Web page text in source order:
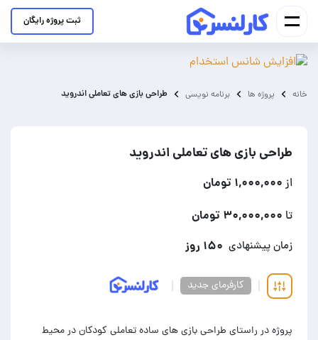
ثبت پروژه رایگان
خانه پروژه ها برنامه نویسی طراحی بازی های تعاملی اندروید
طراحی بازی های تعاملی اندروید
از ۱,۰۰۰,۰۰۰ تومان
تا ۳۰,۰۰۰,۰۰۰ تومان
زمان پیشنهادی ۱۵۰ روز
کارفرمای جدید
پروژه در راستای طراحی بازی های ساده تعاملی کودکان در محیط